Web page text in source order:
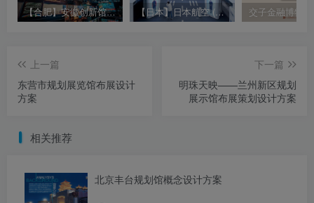
【合肥】安徽创新馆现场实拍 高清照片视频（342个文件打包） 【日本】日本航空 (JAL) 天空博物馆现场视频照片｜JPG+MP4｜36个｜53.24M
上一篇
东营市规划展览馆布展设计
方案
下一篇
明珠天映——兰州新区规划
展示馆布展策划设计方案
相关推荐
北京丰台规划馆概念设计方案